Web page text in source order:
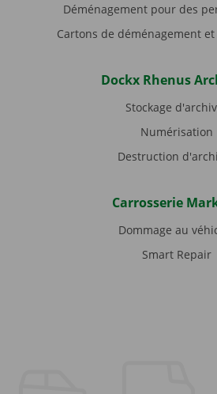
Déménagement pour des
Cartons de déménagement
Dockx Rhenus
Stockage
Numérisation
Destruction
Carrosserie
Dommage au
Smart Repair